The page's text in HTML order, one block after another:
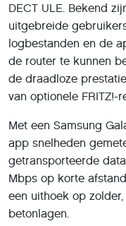
DECT ULE. Bekend
uitgebreide
logbestanden en de
de router te kunnen
de draadloze
van optionele FRITZ!-
Met een Samsung
app snelheden
getransporteerde
Mbps op korte
een uithoek op
betonlagen.